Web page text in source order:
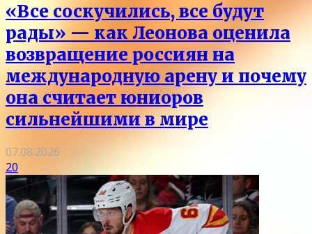
«Все соскучились, все будут
рады» — как Леонова оценила
возвращение россиян на
международную арену и почему
она считает юниоров
сильнейшими в мире
07.08.2026
20